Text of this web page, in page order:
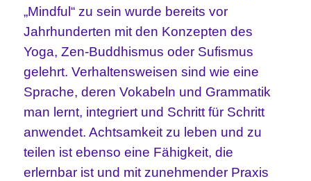
„Mindful“ zu sein wurde bereits vor
Jahrhunderten mit den Konzepten des
Yoga, Zen-Buddhismus oder Sufismus
gelehrt. Verhaltensweisen sind wie eine
Sprache, deren Vokabeln und Grammatik
man lernt, integriert und Schritt für Schritt
anwendet. Achtsamkeit zu leben und zu
teilen ist ebenso eine Fähigkeit, die
erlernbar ist und mit zunehmender Praxis